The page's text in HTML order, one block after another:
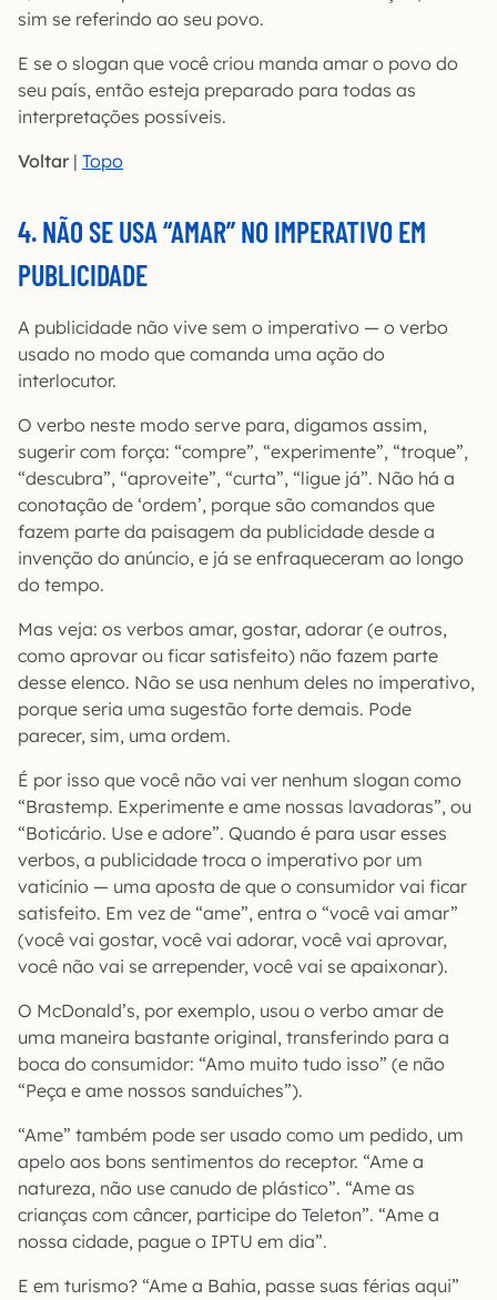
sim se referindo ao seu povo.
E se o slogan que você criou manda amar o povo do
seu país, então esteja preparado para todas as
interpretações possíveis.
Voltar | Topo
4. NÃO SE USA “AMAR” NO IMPERATIVO EM
PUBLICIDADE
A publicidade não vive sem o imperativo — o verbo
usado no modo que comanda uma ação do
interlocutor.
O verbo neste modo serve para, digamos assim,
sugerir com força: “compre”, “experimente”, “troque”,
“descubra”, “aproveite”, “curta”, “ligue já”. Não há a
conotação de ‘ordem’, porque são comandos que
fazem parte da paisagem da publicidade desde a
invenção do anúncio, e já se enfraqueceram ao longo
do tempo.
Mas veja: os verbos amar, gostar, adorar (e outros,
como aprovar ou ficar satisfeito) não fazem parte
desse elenco. Não se usa nenhum deles no imperativo,
porque seria uma sugestão forte demais. Pode
parecer, sim, uma ordem.
É por isso que você não vai ver nenhum slogan como
“Brastemp. Experimente e ame nossas lavadoras”, ou
“Boticário. Use e adore”. Quando é para usar esses
verbos, a publicidade troca o imperativo por um
vaticínio — uma aposta de que o consumidor vai ficar
satisfeito. Em vez de “ame”, entra o “você vai amar”
(você vai gostar, você vai adorar, você vai aprovar,
você não vai se arrepender, você vai se apaixonar).
O McDonald’s, por exemplo, usou o verbo amar de
uma maneira bastante original, transferindo para a
boca do consumidor: “Amo muito tudo isso” (e não
“Peça e ame nossos sanduíches”).
“Ame” também pode ser usado como um pedido, um
apelo aos bons sentimentos do receptor. “Ame a
natureza, não use canudo de plástico”. “Ame as
crianças com câncer, participe do Teleton”. “Ame a
nossa cidade, pague o IPTU em dia”.
E em turismo? “Ame a Bahia, passe suas férias aqui”